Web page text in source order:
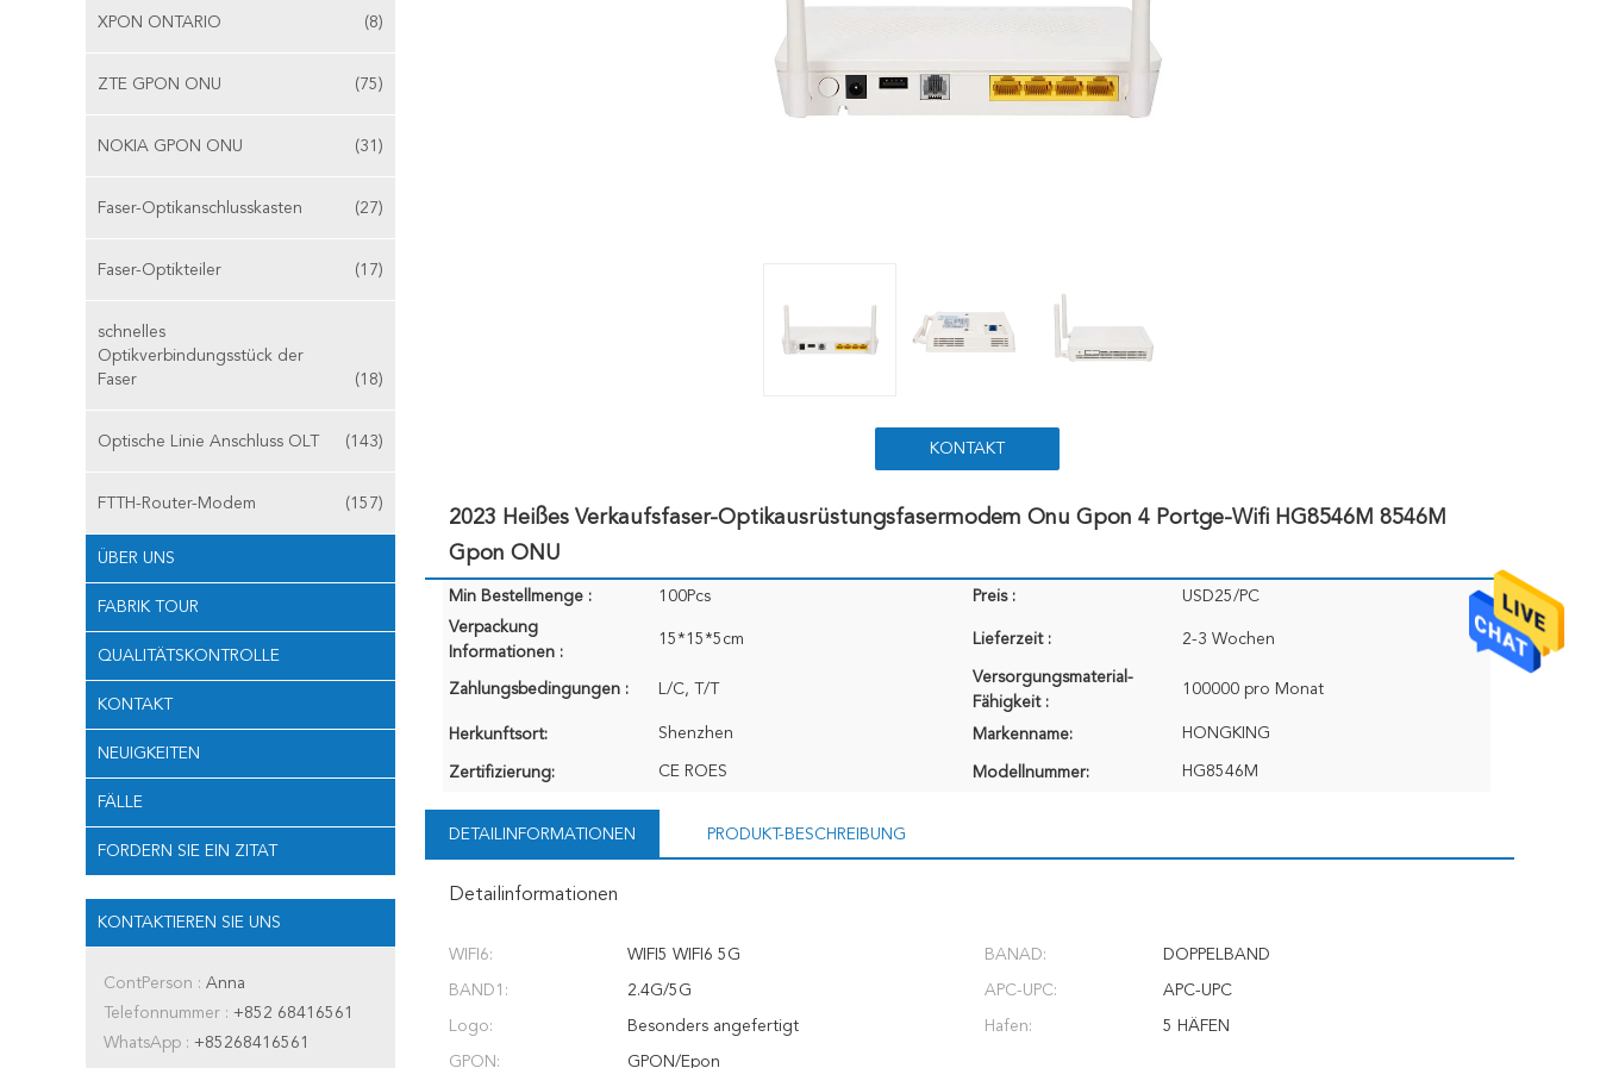
XPON ONTARIO (8)
ZTE GPON ONU (75)
NOKIA GPON ONU (31)
Faser-Optikanschlusskasten (27)
Faser-Optikteiler (17)
schnelles
Optikverbindungsstück der
Faser
(18)
Optische Linie Anschluss OLT (143)
FTTH-Router-Modem (157)
ÜBER UNS
FABRIK TOUR
QUALITÄTSKONTROLLE
KONTAKT
NEUIGKEITEN
FÄLLE
FORDERN SIE EIN ZITAT
KONTAKTIEREN SIE UNS
ContPerson : Anna
Telefonnummer : +852 68416561
WhatsApp : +85268416561
KONTAKT
2023 Heißes Verkaufsfaser-Optikausrüstungsfasermodem Onu Gpon 4 Portge-Wifi HG8546M 8546M
Gpon ONU
Min Bestellmenge : 100Pcs Preis :
USD25/PC
Verpackung
Informationen :
15*15*5cm Lieferzeit : 2-3 Wochen
Zahlungsbedingungen : L/C, T/T
Versorgungsmaterial-
Fähigkeit :
100000 pro Monat
Herkunftsort: Shenzhen Markenname: HONGKING
Zertifizierung: CE ROES Modellnummer: HG8546M
DETAILINFORMATIONEN PRODUKT-BESCHREIBUNG
Detailinformationen
WIFI6: WIFI5 WIFI6 5G BANAD: DOPPELBAND
BAND1: 2.4G/5G APC-UPC: APC-UPC
Logo: Besonders angefertigt Hafen: 5 HÄFEN
GPON: GPON/Epon